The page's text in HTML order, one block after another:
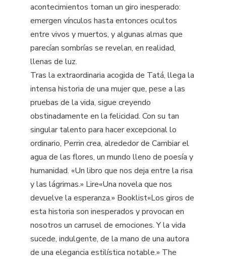
acontecimientos toman un giro inesperado:
emergen vínculos hasta entonces ocultos
entre vivos y muertos, y algunas almas que
parecían sombrías se revelan, en realidad,
llenas de luz.
Tras la extraordinaria acogida de Tatá, llega la
intensa historia de una mujer que, pese a las
pruebas de la vida, sigue creyendo
obstinadamente en la felicidad. Con su tan
singular talento para hacer excepcional lo
ordinario, Perrin crea, alrededor de Cambiar el
agua de las flores, un mundo lleno de poesía y
humanidad. «Un libro que nos deja entre la risa
y las lágrimas.» Lire«Una novela que nos
devuelve la esperanza.» Booklist«Los giros de
esta historia son inesperados y provocan en
nosotros un carrusel de emociones. Y la vida
sucede, indulgente, de la mano de una autora
de una elegancia estilística notable.» The